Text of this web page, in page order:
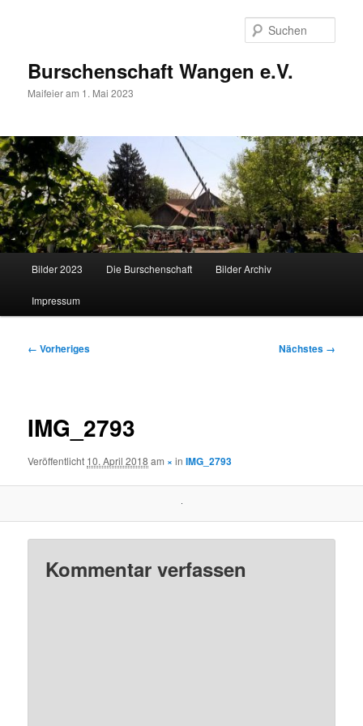
Burschenschaft Wangen e.V.
Maifeier am 1. Mai 2023
Bilder 2023 Die Burschenschaft Bilder Archiv
Impressum
Bilder-
← Vorheriges Nächstes →
IMG_2793
Veröffentlicht 10. April 2018 am ×inIMG_2793
Kommentar verfassen